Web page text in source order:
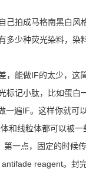
己拍成马格南黑白风
多少种荧光染料，染
，能做IF的太少，这
标记小肽，比如蛋白
遍IF。这样你就可
和线粒体都可以被一
一点，固定的时候
reagent。封